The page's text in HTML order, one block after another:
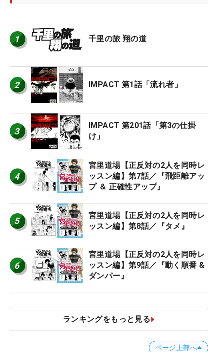
1 千里の旅 翔の道
2 IMPACT 第1話「流れ者」
3
IMPACT 第201話「第3の仕掛
け」
4
宮里道場【正反対の2人を同時レ
ッスン編】第7話／『飛距離アッ
プ ＆ 正確性アップ』
5
宮里道場【正反対の2人を同時レ
ッスン編】第8話／『タメ』
6
宮里道場【正反対の2人を同時レ
ッスン編】第9話／『動く順番 &
ダンパー』
ランキングをもっと見る
ページ上部へ